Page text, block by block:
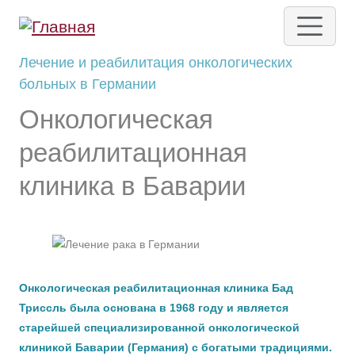
Лечение и реабилитация онкологических
больных в Германии
Онкологическая
реабилитационная
клиника в Баварии
Онкологическая реабилитационная клиника Бад
Триссль была основана в 1968 году и является
старейшей специализированной онкологической
клиникой Баварии (Германия) с богатыми традициями.